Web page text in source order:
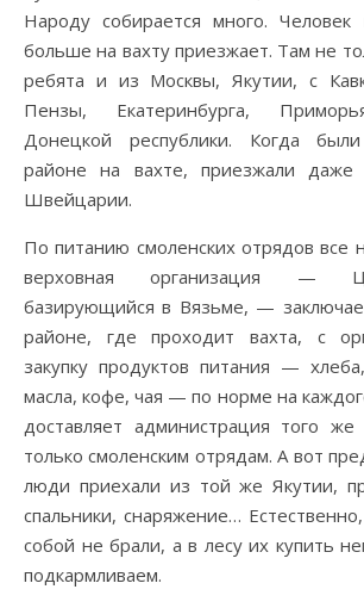
Народу собирается много.
больше на вахту приезжает. Там не
ребята и из Москвы, Якутии, с
Пензы, Екатеринбурга,
Донецкой республики. Когда
районе на вахте, приезжали
Швейцарии.
По питанию смоленских отрядов все
верховная организация —
базирующийся в Вязьме, —
районе, где проходит вахта, с
закупку продуктов питания —
масла, кофе, чая — по норме на
доставляет администрация того
только смоленским отрядам. А вот
люди приехали из той же Якутии,
спальники, снаряжение…
собой не брали, а в лесу их купить
подкармливаем.